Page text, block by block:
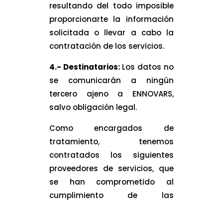
resultando del todo imposible
proporcionarte la información
solicitada o llevar a cabo la
contratación de los servicios.
4.- Destinatarios: Los datos no
se comunicarán a ningún
tercero ajeno a ENNOVARS,
salvo obligación legal.
Como encargados de
tratamiento, tenemos
contratados los siguientes
proveedores de servicios, que
se han comprometido al
cumplimiento de las